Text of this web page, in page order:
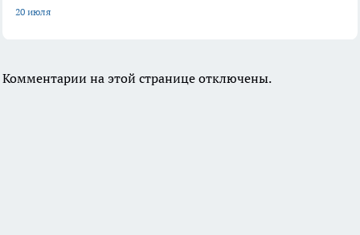
20 июля
Комментарии на этой странице отключены.